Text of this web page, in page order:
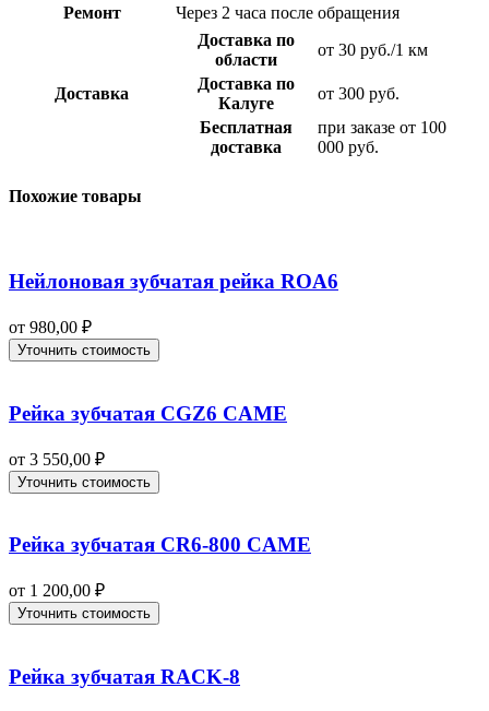
Ремонт
Через 2 часа после обращения
Доставка
Доставка по
области
от 30 руб./1 км
Доставка по
Калуге
от 300 руб.
Бесплатная
доставка
при заказе от 100
000 руб.
Похожие товары
Нейлоновая зубчатая рейка ROA6
от 980,00 ₽
Уточнить стоимость
Рейка зубчатая CGZ6 CAME
от 3 550,00 ₽
Уточнить стоимость
Рейка зубчатая CR6-800 CAME
от 1 200,00 ₽
Уточнить стоимость
Рейка зубчатая RACK-8